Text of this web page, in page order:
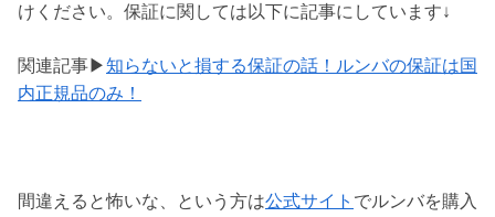
けください。保証に関しては以下に記事にしています↓
関連記事▶知らないと損する保証の話！ルンバの保証は国
内正規品のみ！
間違えると怖いな、という方は公式サイト でルンバを購入